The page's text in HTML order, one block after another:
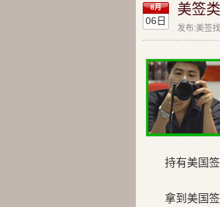
8月
06日
美签
发布:美签
持有美国
拿到美国